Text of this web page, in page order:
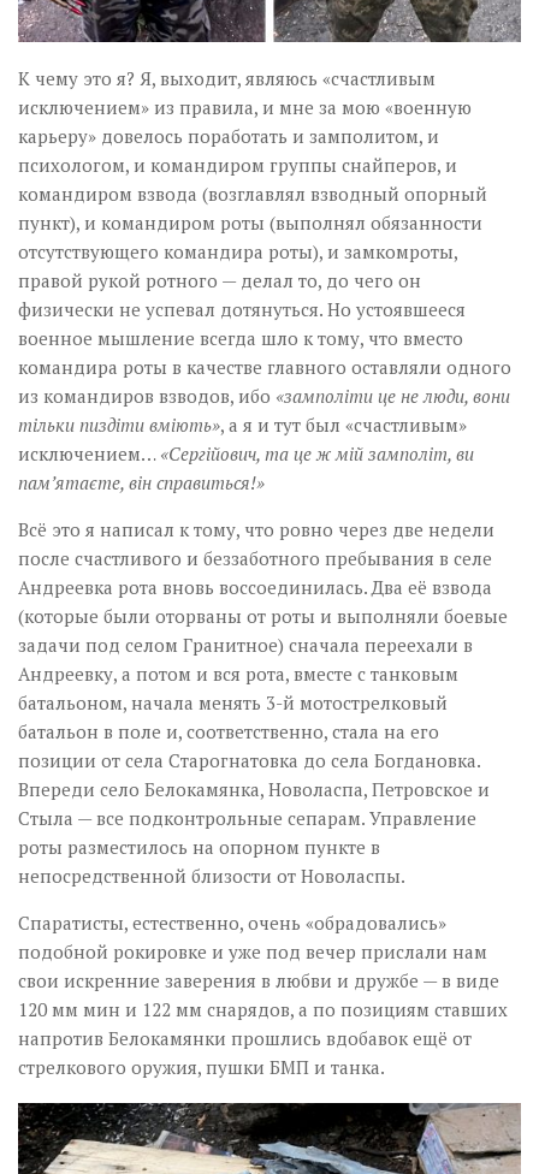
К чему это я? Я, выходит, являюсь «счастливым
исключением» из правила, и мне за мою «военную
карьеру» довелось поработать и замполитом, и
психологом, и командиром группы снайперов, и
командиром взвода (возглавлял взводный опорный
пункт), и командиром роты (выполнял обязанности
отсутствующего командира роты), и замкомроты,
правой рукой ротного — делал то, до чего он
физически не успевал дотянуться. Но устоявшееся
военное мышление всегда шло к тому, что вместо
командира роты в качестве главного оставляли одного
из командиров взводов, ибо «замполіти це не люди, вони
тільки пиздіти вміють», а я и тут был «счастливым»
исключением… «Сергійович, та це ж мій замполіт, ви
пам’ятаєте, він справиться!»
Всё это я написал к тому, что ровно через две недели
после счастливого и беззаботного пребывания в селе
Андреевка рота вновь воссоединилась. Два её взвода
(которые были оторваны от роты и выполняли боевые
задачи под селом Гранитное) сначала переехали в
Андреевку, а потом и вся рота, вместе с танковым
батальоном, начала менять 3-й мотострелковый
батальон в поле и, соответственно, стала на его
позиции от села Старогнатовка до села Богдановка.
Впереди село Белокамянка, Новоласпа, Петровское и
Стыла — все подконтрольные сепарам. Управление
роты разместилось на опорном пункте в
непосредственной близости от Новоласпы.
Спаратисты, естественно, очень «обрадовались»
подобной рокировке и уже под вечер прислали нам
свои искренние заверения в любви и дружбе — в виде
120 мм мин и 122 мм снарядов, а по позициям ставших
напротив Белокамянки прошлись вдобавок ещё от
стрелкового оружия, пушки БМП и танка.